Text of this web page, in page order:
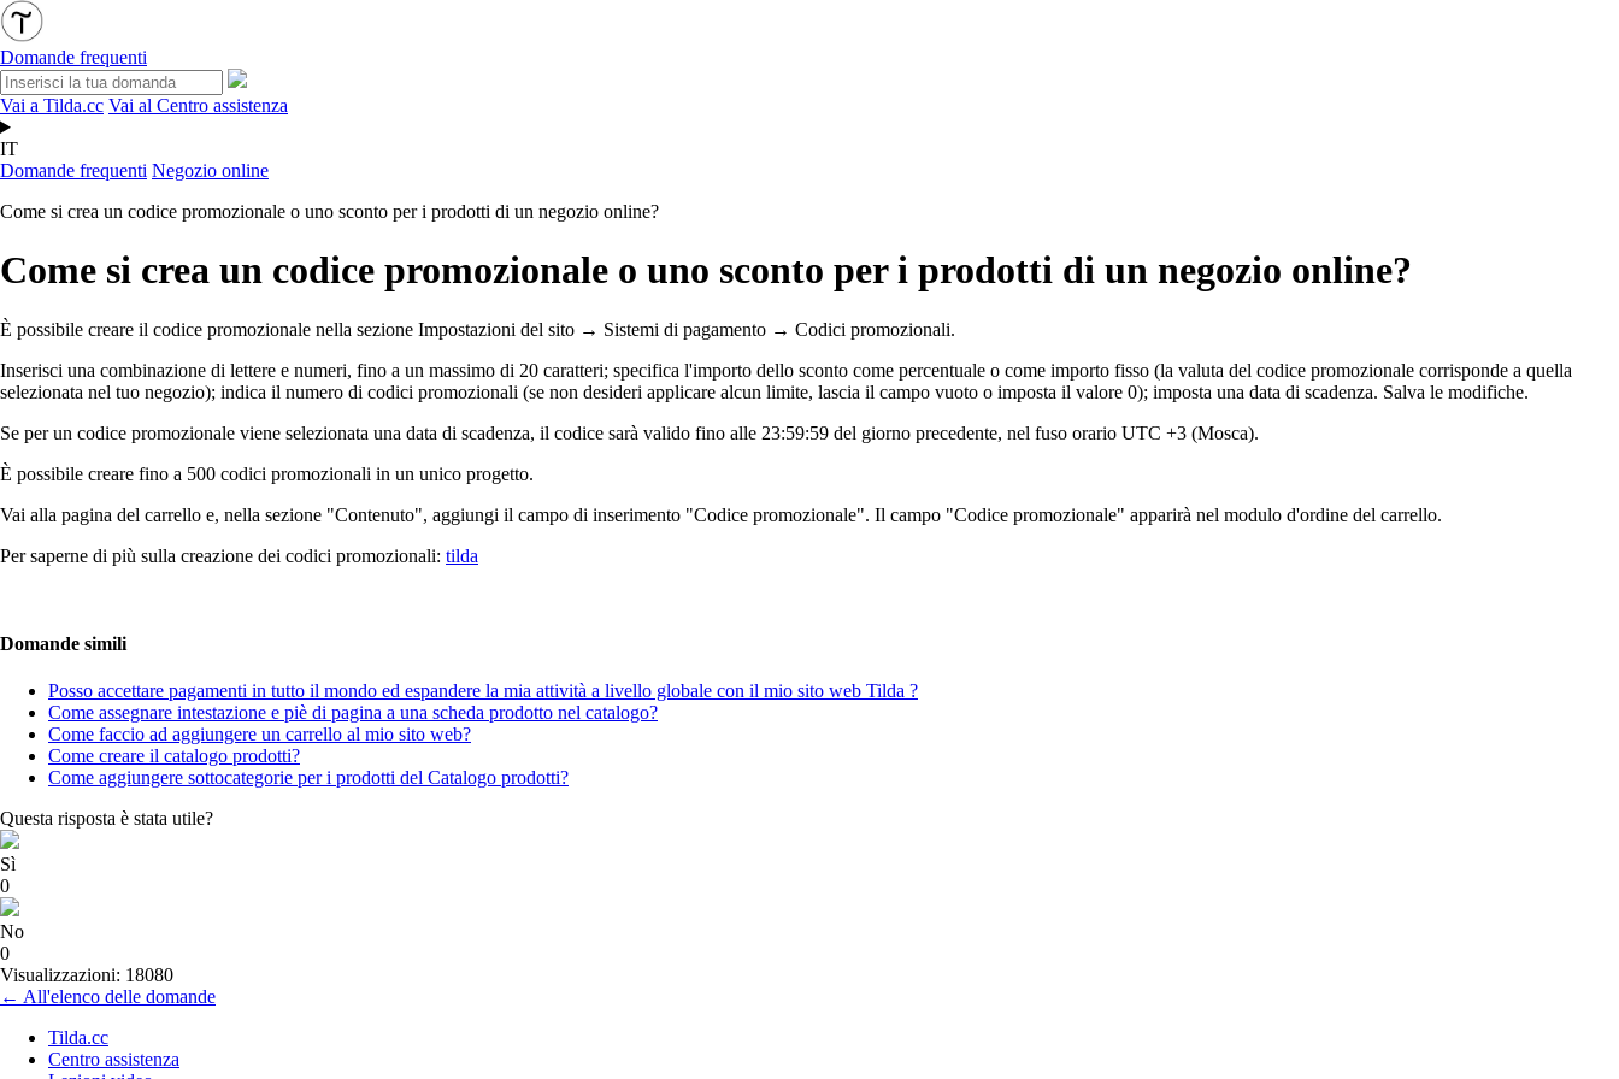
Domande frequenti
Vai a Tilda.cc Vai al Centro assistenza
IT
Domande frequenti Negozio online
Come si crea un codice promozionale o uno sconto per i prodotti di un negozio online?
Come si crea un codice promozionale o uno sconto per i prodotti di un negozio online?
È possibile creare il codice promozionale nella sezione Impostazioni del sito → Sistemi di pagamento → Codici promozionali.
Inserisci una combinazione di lettere e numeri, fino a un massimo di 20 caratteri; specifica l'importo dello sconto come percentuale o come importo fisso (la valuta del codice promozionale corrisponde a quella
selezionata nel tuo negozio); indica il numero di codici promozionali (se non desideri applicare alcun limite, lascia il campo vuoto o imposta il valore 0); imposta una data di scadenza. Salva le modifiche.
Se per un codice promozionale viene selezionata una data di scadenza, il codice sarà valido fino alle 23:59:59 del giorno precedente, nel fuso orario UTC +3 (Mosca).
È possibile creare fino a 500 codici promozionali in un unico progetto.
Vai alla pagina del carrello e, nella sezione "Contenuto", aggiungi il campo di inserimento "Codice promozionale". Il campo "Codice promozionale" apparirà nel modulo d'ordine del carrello.
Per saperne di più sulla creazione dei codici promozionali: tilda
Domande simili
Posso accettare pagamenti in tutto il mondo ed espandere la mia attività a livello globale con il mio sito web Tilda ?
Come assegnare intestazione e piè di pagina a una scheda prodotto nel catalogo?
Come faccio ad aggiungere un carrello al mio sito web?
Come creare il catalogo prodotti?
Come aggiungere sottocategorie per i prodotti del Catalogo prodotti?
Questa risposta è stata utile?
Sì
0
No
0
Visualizzazioni: 18080
← All'elenco delle domande
Tilda.cc
Centro assistenza